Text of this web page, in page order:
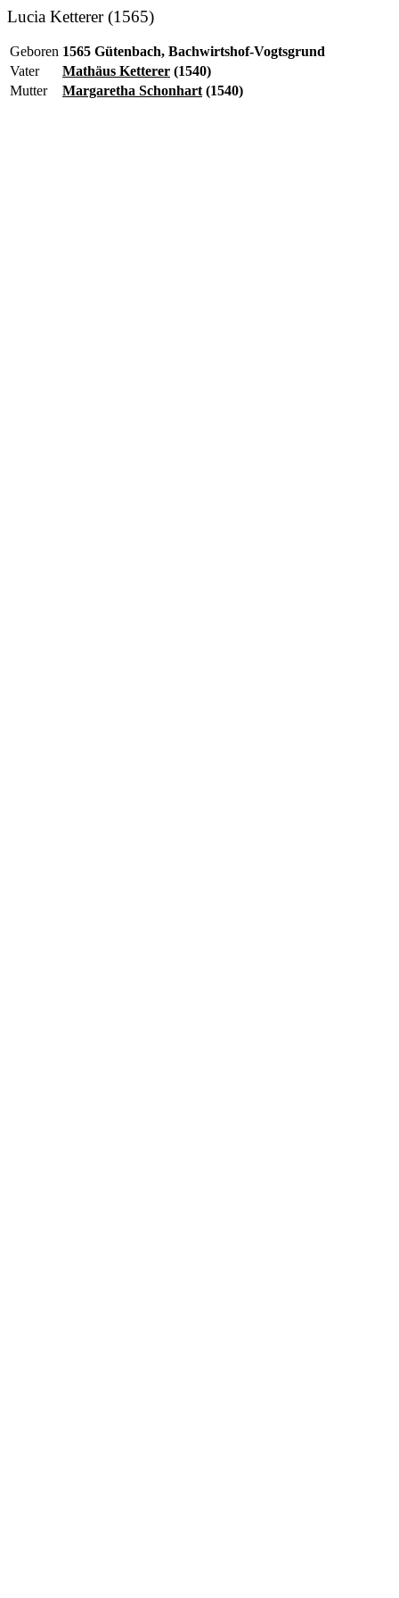
Lucia Ketterer (1565)
Geboren 1565 Gütenbach, Bachwirtshof-Vogtsgrund
Vater
Mathäus Ketterer (1540)
Mutter
Margaretha Schonhart (1540)